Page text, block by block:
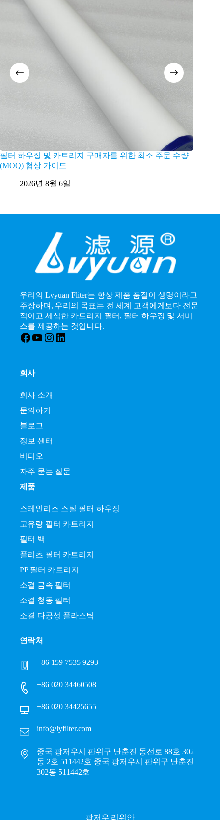
필터 하우징 및 카트리지 구매자를 위한 최소 주문 수량
(MOQ) 협상 가이드
2026년 8월 6일
우리의 Lvyuan Fliter는 항상 제품 품질이 생명이라고
주장하며, 우리의 목표는 전 세계 고객에게보다 전문
적이고 세심한 카트리지 필터, 필터 하우징 및 서비
스를 제공하는 것입니다.
Facebook
YouTube
인스타그램 LinkedIn
회사
회사 소개
문의하기
블로그
정보 센터
비디오
자주 묻는 질문
제품
스테인리스 스틸 필터 하우징
고유량 필터 카트리지
필터 백
플리츠 필터 카트리지
PP 필터 카트리지
소결 금속 필터
소결 청동 필터
소결 다공성 플라스틱
연락처
+86 159 7535 9293
+86 020 34460508
+86 020 34425655
info@lyfilter.com
중국 광저우시 판위구 난춘진 동선로 88호 302
동 2호 511442호 중국 광저우시 판위구 난춘진
302동 511442호
광저우 리위안